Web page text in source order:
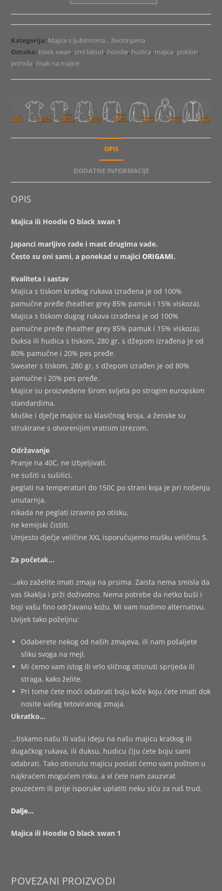
Hoodie
O
black
swan
1
Kategorija: Majice s ljubimcima... životinjama
Oznaka: black swan, crni labud, hoodie, hudica, majica, poklon,
priroda,tisak na majice
OPIS
DODATNE INFORMACIJE
OPIS
Majica ili Hoodie O black swan 1
Japanci marljivo rade i mast drugima vade.
Često su oni sami, a ponekad u majici ORIGAMI.
Kvaliteta i sastav
Majica s tiskom kratkog rukava izrađena je od 100%
pamučne pređe (heather grey 85% pamuk i 15% viskoza).
Majica s tiskom dugog rukava izrađena je od 100%
pamučne pređe (heather grey 85% pamuk i 15% viskoza).
Duksa ili hudica s tiskom, 280 gr, s džepom izrađena je od
80% pamučne i 20% pes pređe.
Sweater s tiskom, 280 gr, s džepom izrađen je od 80%
pamučne i 20% pes pređe.
Majice su proizvedene širom svijeta po strogim europskim
standardima.
Muške i dječje majice su klasičnog kroja, a ženske su
strukirane s otvorenijim vratnim izrezom.
Održavanje
Pranje na 40C, ne izbjeljivati,
ne sušiti u sušilici,
peglati na temperaturi do 150C po strani koja je pri nošenju
unutarnja,
nikada ne peglati izravno po otisku,
ne kemijski čistiti.
Umjesto dječje veličine XXL isporučujemo mušku veličinu S.
Za početak…
…ako zaželite imati zmaja na prsima. Zaista nema smisla da
vas škaklja i prži doživotno. Nema potrebe da netko buši i
boji vašu fino održavanu kožu. Mi vam nudimo alternativu.
Uvijek tako poželjnu:
Odaberete nekog od naših zmajeva, ili nam pošaljete
sliku svoga na mejl.
Mi ćemo vam istog ili vrlo sličnog otisnuti sprijeda ili
straga, kako želite.
Pri tome ćete moći odabrati boju kože koju ćete imati dok
nosite vašeg tetoviranog zmaja.
Ukratko…
…tiskamo našu ili vašu ideju na našu majicu kratkog ili
dugačkog rukava, ili duksu, hudicu čiju ćete boju sami
odabrati. Tako otisnutu majicu poslati ćemo vam poštom u
najkraćem mogućem roku, a vi ćete nam zauzvrat
pouzećem ili prije isporuke uplatiti neku siću za naš trud.
Dalje…
Majica ili Hoodie O black swan 1
POVEZANI PROIZVODI